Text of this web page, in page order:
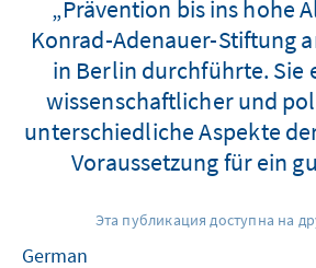
„Prävention bis ins hohe
Konrad-Adenauer-Stiftung
in Berlin durchführte. Sie
wissenschaftlicher und
unterschiedliche Aspekte
Voraussetzung für ein
Эта публикация доступна на